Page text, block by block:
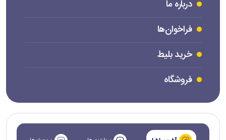
درباره ما
فراخوان‌ها
خرید بلیط
فروشگاه